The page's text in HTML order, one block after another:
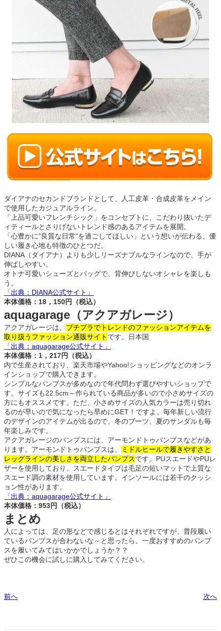
ダイアナのセカンドブランドとして、人工皮革・合成皮革をメイン
で使用したカジュアルライン。
「上品可愛いフレンチシック」をコンセプトに、こだわり抜いたデ
ィティールとさりげないトレンド感のあるアイテムを展開。
「心豊かに”良質な日常”を過ごしてほしい」という想いが伝わる、優
しい履き心地も特徴のひとつだ。
DIANA（ダイアナ）よりも少しリーズナブルなラインなので、手が
伸ばしやすい。
オトナ可愛いシューズとバッグで、背伸びしないオシャレを楽しも
う。
「出典：DIANA公式サイト」
本体価格：18，150円（税込）
aquagarage（アクアガレージ）
アクアガレージは、 プチプラでトレンドのファッションアイテムを
取り扱うファッション通販サイト です。日本国
「出典：aquagarage公式サイト」
本体価格：1，217円（税込）
内で生産されており、楽天市場やYahoo!ショッピングなどのオンラ
インショップで購入できます。
シンプルなパンプスが多めなので年代問わず選びやすいショップで
す。サイズも22.5cm～作られている商品が多いので小さめサイズの
方にもオススメです。ただ、小さめサイズの人気カラーは売り切れ
るのが早いので気になったら早めにGET！ですよ。毎年新しい流行
のデザインのアイテムが出るので、冬のブーツ、夏のサンダルも毎
年楽しみです。
アクアガレージのパンプスには、アーモンドトゥパンプスなどがあ
ります。アーモンドトゥパンプスは、
ミドルヒールで履きやすさと
レッグラインの美しさを両立したパンプスです。PUスエードやPUレ
ザーを使用しており、スエードタイプは毛足の短いマットで上質な
スエード調の素材を使用しています。インソールには若干のクッシ
ョン性があります。
「出典：aquagarage公式サイト」
本体価格：953円（税込）
まとめ
人によっては、足の形などで感じるとはそれぞれですが、普段履い
ているパンプスが合わないな～と思ったら、一度おすすめのパンプ
スを履いてみてはいかかでしょうか？？
ぜひこの機会に試しに購入してみてください。
前へ 次へ